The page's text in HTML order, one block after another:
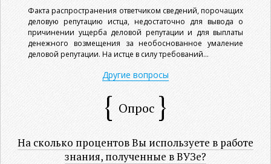
Факта распространения ответчиком сведений, порочащих
деловую репутацию истца, недостаточно для вывода о
причинении ущерба деловой репутации и для выплаты
денежного возмещения за необоснованное умаление
деловой репутации. На истце в силу требований...
Другие вопросы
Опрос
На сколько процентов Вы используете в работе
знания, полученные в ВУЗе?